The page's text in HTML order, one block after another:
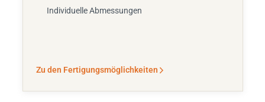
Individuelle Abmessungen
Zu den Fertigungsmöglichkeiten